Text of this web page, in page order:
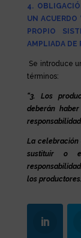
4.
UN
PROPIO
AMPLIADA DE
Se introduce
términos:
“3. Los
deberán
La celebración
sustituir o
los